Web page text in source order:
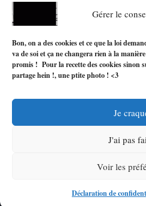
Gérer le
Bon, on a des cookies et ce que la loi
va de soi etça ne changera rienà la
promis ! Pour la recette des cookies sinon
partage hein !, une ptite photo ! <3
Je
J'ai pas
Voir les
Déclaration de
©- K.T.B RADIO, K.T.B LIBER ÉDITION
TOUS DROITS RÉSERVÉS. :POLITIQUE DE